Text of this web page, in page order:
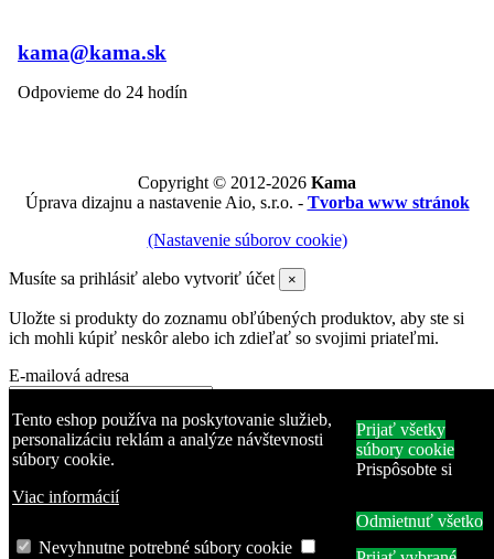
Tento eshop používa na poskytovanie služieb,
personalizáciu reklám a analýze návštevnosti
súbory cookie.
Viac informácií
Prijať všetky
súbory cookie
Prispôsobte si
Odmietnuť všetko
Nevyhnutne potrebné súbory cookie
kama@kama.sk
Odpovieme do 24 hodín
Copyright © 2012-2026 Kama
Úprava dizajnu a nastavenie Aio, s.r.o. - Tvorba www stránok
(Nastavenie súborov cookie)
Musíte sa prihlásiť alebo vytvoriť účet ×
Uložte si produkty do zoznamu obľúbených produktov, aby ste si
ich mohli kúpiť neskôr alebo ich zdieľať so svojimi priateľmi.
E-mailová adresa
Heslo
Zabudli ste heslo?
Produkt bol pridaný do zoznamu obľúbených produktov